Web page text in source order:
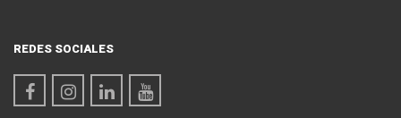
REDES SOCIALES